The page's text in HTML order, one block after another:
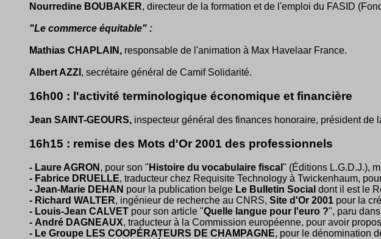
Nourredine BOUBAKER, directeur de la formation et de l'emploi du FASID
"Le commerce équitable" :
Mathias CHAPLAIN, responsable de l'animation à Max Havelaar France.
Albert AZZI , secrétaire général de Camif Solidarité.
16h00 : l'activité terminologique économique et financière
Jean SAINT-GEOURS, inspecteur général des finances honoraire, président
16h15 : remise des Mots d'Or 2001 des professionnels
- Laure AGRON , pour son " Histoire du vocabulaire fiscal " (Éditions L.G.D.J.),
- Fabrice DRUELLE, traducteur chez Requisite Technology à Twickenhaum,
- Jean-Marie DEHAN pour la publication belge Le Bulletin Social dont il est le
- Richard WALTER, ingénieur de recherche au CNRS, Site d'Or 2001 pour la
- Louis-Jean CALVET pour son article "Quelle langue pour l'euro ?", paru dans
- André DAGNEAUX, traducteur à la Commission européenne, pour avoir
- Le Groupe LES COOPÉRATEURS DE C HAMPAGNE, pour le dénomination